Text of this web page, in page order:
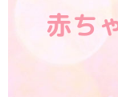
赤ち